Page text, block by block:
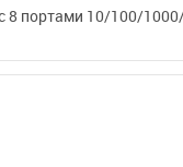
8 портами 10/100/